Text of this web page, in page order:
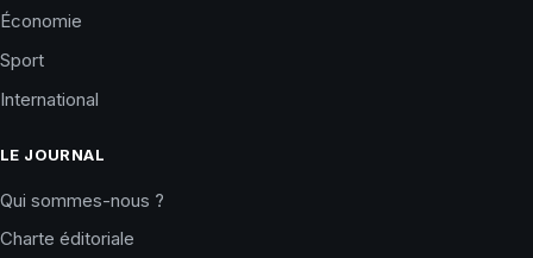
Économie
Sport
International
LE JOURNAL
Qui sommes-nous ?
Charte éditoriale